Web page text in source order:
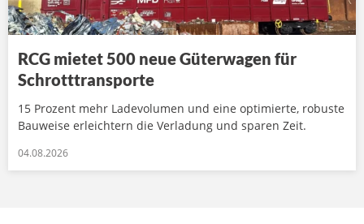
RCG mietet 500 neue Güterwagen für
Schrotttransporte
15 Prozent mehr Ladevolumen und eine optimierte, robuste
Bauweise erleichtern die Verladung und sparen Zeit.
04.08.2026